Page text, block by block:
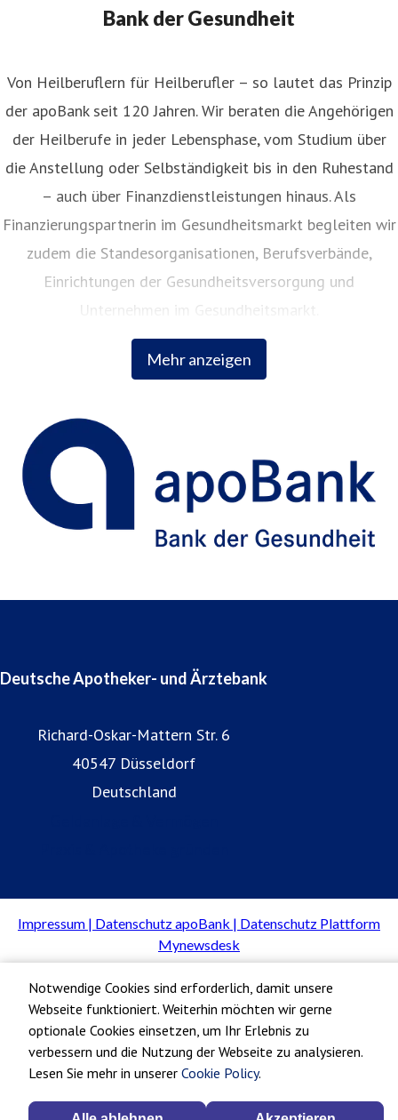
Notwendige Cookies sind erforderlich, damit unsere
Webseite funktioniert. Weiterhin möchten wir gerne
optionale Cookies einsetzen, um Ihr Erlebnis zu
verbessern und die Nutzung der Webseite zu analysieren.
Lesen Sie mehr in unserer Cookie Policy.
Bank der Gesundheit
Mehr anzeigen
Von Heilberuflern für Heilberufler – so lautet das Prinzip
der apoBank seit 120 Jahren. Wir beraten die Angehörigen
der Heilberufe in jeder Lebensphase, vom Studium über
die Anstellung oder Selbständigkeit bis in den Ruhestand
– auch über Finanzdienstleistungen hinaus. Als
Finanzierungspartnerin im Gesundheitsmarkt begleiten wir
zudem die Standesorganisationen, Berufsverbände,
Einrichtungen der Gesundheitsversorgung und
Unternehmen im Gesundheitsmarkt.
Deutsche Apotheker- und Ärztebank
Richard-Oskar-Mattern Str. 6
40547 Düsseldorf
Deutschland